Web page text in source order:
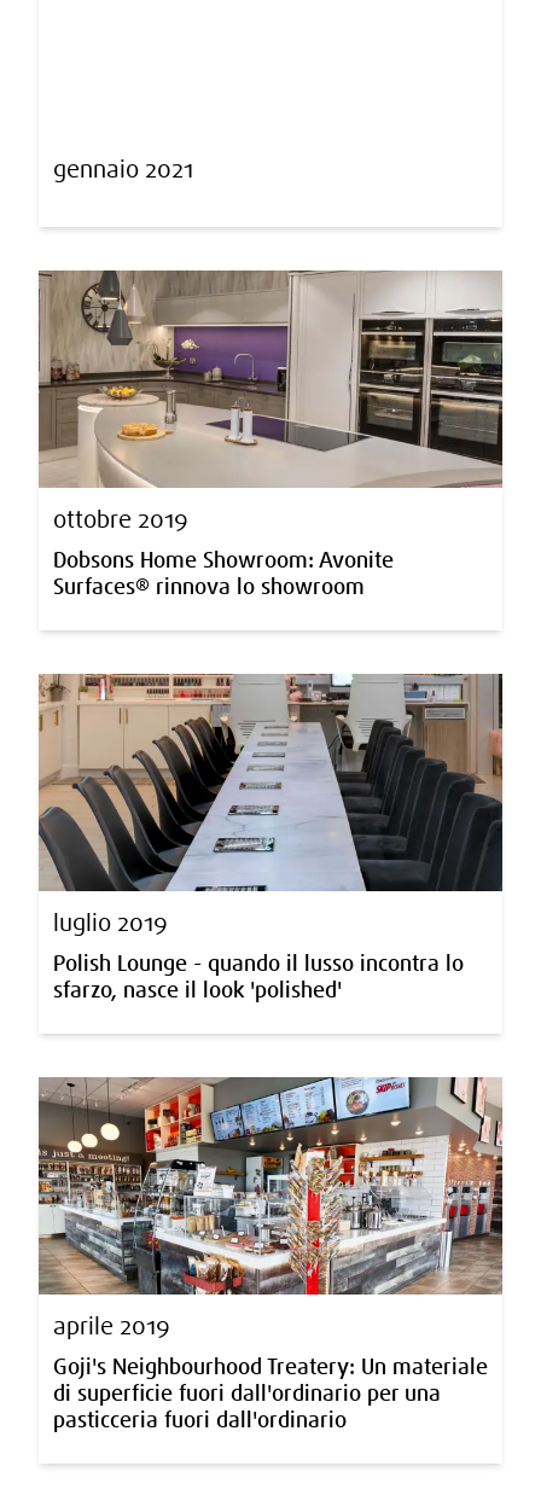
gennaio 2021
ottobre 2019
Dobsons Home Showroom: Avonite
Surfaces® rinnova lo showroom
luglio 2019
Polish Lounge - quando il lusso incontra lo
sfarzo, nasce il look 'polished'
aprile 2019
Goji's Neighbourhood Treatery: Un materiale
di superficie fuori dall'ordinario per una
pasticceria fuori dall'ordinario